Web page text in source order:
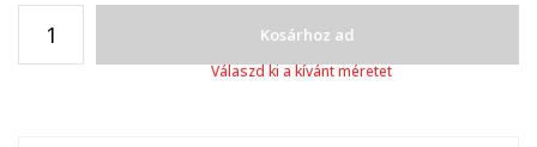
Kosárhoz ad
Válaszd ki a kívánt méretet